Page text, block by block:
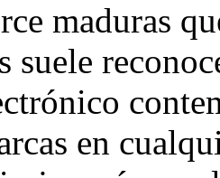
maduras
suele
en